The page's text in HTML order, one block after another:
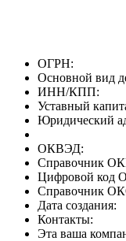
ОГРН:
Основной вид
ИНН/КПП:
Уставный
Юридический
ОКВЭД:
Справочник
Цифровой код
Справочник
Дата создания:
Контакты:
Эта ваша